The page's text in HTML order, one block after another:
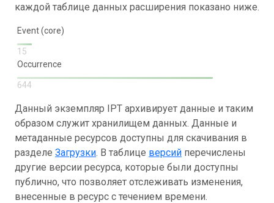
каждой таблице данных расширения показано ниже.
Event (core)
15
Occurrence
644
Данный экземпляр IPT архивирует данные и таким
образом служит хранилищем данных. Данные и
метаданные ресурсов доступны для скачивания в
разделе Загрузки. В таблице версий перечислены
другие версии ресурса, которые были доступны
публично, что позволяет отслеживать изменения,
внесенные в ресурс с течением времени.